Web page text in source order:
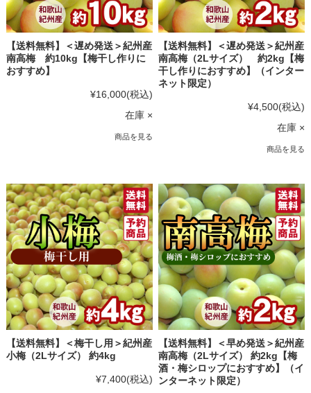
【送料無料】＜遅め発送＞紀州産
南高梅 約10kg【梅干し作りに
おすすめ】
¥16,000(税込)
在庫 ×
商品を見る
【送料無料】＜遅め発送＞紀州産
南高梅（2Lサイズ） 約2kg【梅
干し作りにおすすめ】（インター
ネット限定）
¥4,500(税込)
在庫 ×
商品を見る
【送料無料】＜梅干し用＞紀州産
小梅（2Lサイズ） 約4kg
¥7,400(税込)
【送料無料】＜早め発送＞紀州産
南高梅（2Lサイズ） 約2kg【梅
酒・梅シロップにおすすめ】（イ
ンターネット限定）